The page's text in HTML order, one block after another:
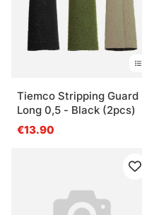
Tiemco Stripping Guard
Long 0,5 - Black (2pcs)
€13.90